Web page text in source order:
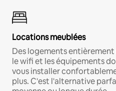
Locations meublées
Des logements entièrement
le wifi et les équipements
vous installer
plus. C'est l'alternative